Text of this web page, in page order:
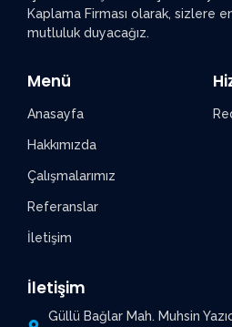
Kaplama Firması olarak, sizlere
mutluluk duyacağız.
Menü
Anasayfa
Hakkımızda
Çalışmalarımız
Referanslar
İletişim
İletişim
Güllü Bağlar Mah. Muhsin